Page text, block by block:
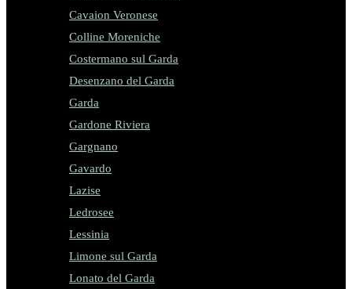
Cavaion Veronese
Colline Moreniche
Costermano sul Garda
Desenzano del Garda
Garda
Gardone Riviera
Gargnano
Gavardo
Lazise
Ledrosee
Lessinia
Limone sul Garda
Lonato del Garda